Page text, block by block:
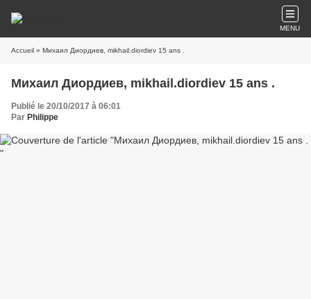
MENU
Accueil » Михаил Диордиев, mikhail.diordiev 15 ans .
Михаил Диордиев, mikhail.diordiev 15 ans .
Publié le 20/10/2017 à 06:01
Par Philippe